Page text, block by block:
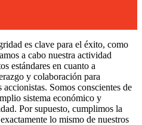
es clave para el éxito, como
a cabo nuestra actividad
estándares en cuanto a
y colaboración para
accionistas. Somos conscientes de
sistema económico y
Por supuesto, cumplimos la
lo mismo de nuestros